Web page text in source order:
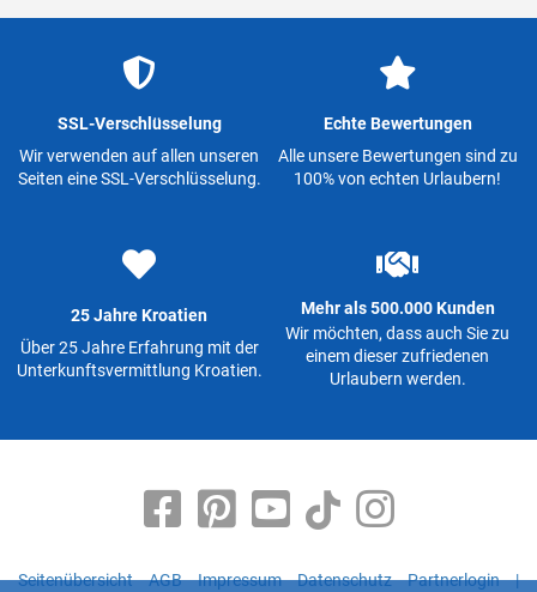
SSL-Verschlüsselung
Wir verwenden auf allen unseren
Seiten eine SSL-Verschlüsselung.
Echte Bewertungen
Alle unsere Bewertungen sind zu
100% von echten Urlaubern!
25 Jahre Kroatien
Über 25 Jahre Erfahrung mit der
Unterkunftsvermittlung Kroatien.
Mehr als 500.000 Kunden
Wir möchten, dass auch Sie zu
einem dieser zufriedenen
Urlaubern werden.
Seitenübersicht AGB Impressum Datenschutz Partnerlogin |